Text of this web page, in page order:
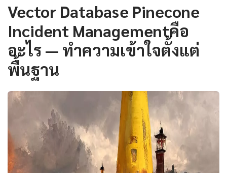
Vector Database Pinecone
Incident Managementคือ
อะไร — ทำความเข้าใจตั้งแต่
พื้นฐาน